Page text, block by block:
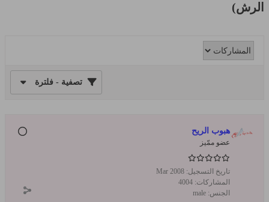
الرش)
تصفية - فلترة
هبوب الريح
عضو ممّيز
تاريخ التسجيل: Mar 2008
المشاركات: 4004
الجنس: male